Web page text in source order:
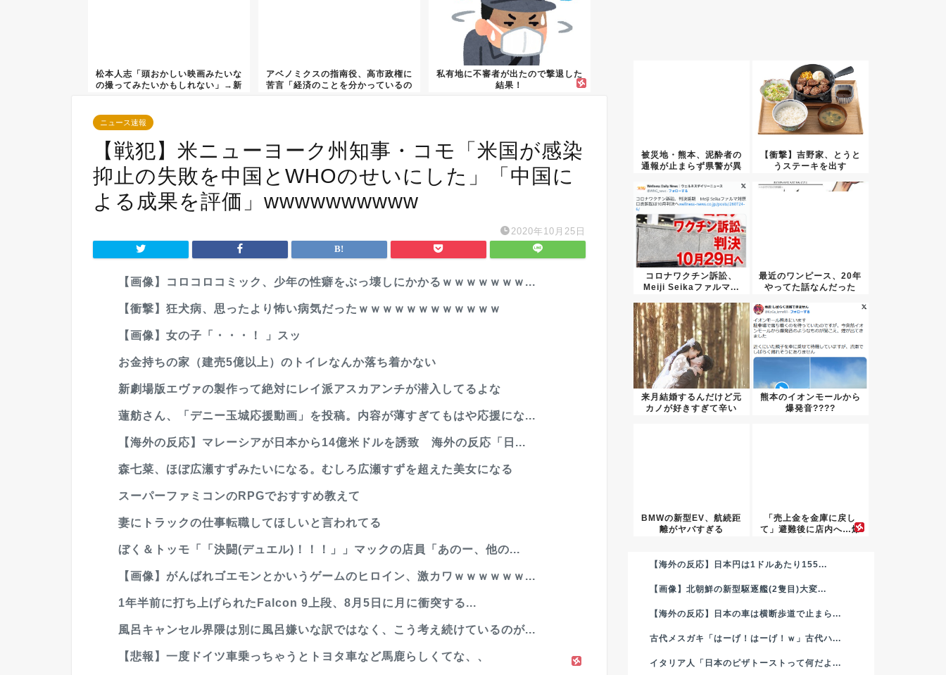
松本人志「頭おかしい映画みたいな
の撮ってみたいかもしれない」→新
アベノミクスの指南役、高市政権に
苦言「経済のことを分かっているの
私有地に不審者が出たので撃退した
結果！
ニュース速報
【戦犯】米ニューヨーク州知事・コモ「米国が感染
抑止の失敗を中国とWHOのせいにした」「中国に
よる成果を評価」wwwwwwwwww
2020年10月25日
【画像】コロコロコミック、少年の性癖をぶっ壊しにかかるｗｗｗｗｗｗｗ...
【衝撃】狂犬病、思ったより怖い病気だったｗｗｗｗｗｗｗｗｗｗｗｗ
【画像】女の子「・・・！ 」スッ
お金持ちの家（建売5億以上）のトイレなんか落ち着かない
新劇場版エヴァの製作って絶対にレイ派アスカアンチが潜入してるよな
蓮舫さん、「デニー玉城応援動画」を投稿。内容が薄すぎてもはや応援にな...
【海外の反応】マレーシアが日本から14億米ドルを誘致 海外の反応「日...
森七菜、ほぼ広瀬すずみたいになる。むしろ広瀬すずを超えた美女になる
スーパーファミコンのRPGでおすすめ教えて
妻にトラックの仕事転職してほしいと言われてる
ぼく＆トッモ「「決闘(デュエル)！！！」」マックの店員「あのー、他の...
【画像】がんばれゴエモンとかいうゲームのヒロイン、激カワｗｗｗｗｗｗ...
1年半前に打ち上げられたFalcon 9上段、8月5日に月に衝突する...
風呂キャンセル界隈は別に風呂嫌いな訳ではなく、こう考え続けているのが...
【悲報】一度ドイツ車乗っちゃうとトヨタ車など馬鹿らしくてな、、
被災地・熊本、泥酔者の
通報が止まらず県警が異
【衝撃】吉野家、とうと
うステーキを出す
コロナワクチン訴訟、
Meiji Seikaファルマ...
最近のワンピース、20年
やってた話なんだった
来月結婚するんだけど元
カノが好きすぎて辛い
熊本のイオンモールから
爆発音????
BMWの新型EV、航続距
離がヤバすぎる
「売上金を金庫に戻し
て」避難後に店内へ…爆
【海外の反応】日本円は1ドルあたり155...
【画像】北朝鮮の新型駆逐艦(2隻目)大変...
【海外の反応】日本の車は横断歩道で止まら...
古代メスガキ「はーげ！はーげ！ｗ」古代ハ...
イタリア人「日本のピザトーストって何だよ...